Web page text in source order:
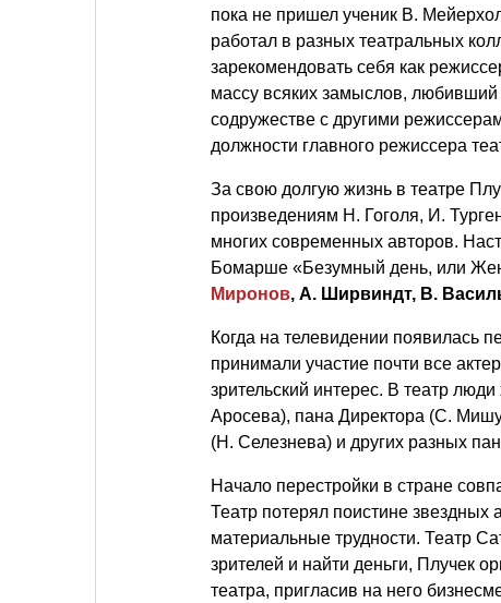
пока не пришел ученик В.
работал в разных театральных
зарекомендовать себя как
массу всяких замыслов, любивший
содружестве с другими
должности главного режиссера
За свою долгую жизнь в театре
произведениям Н. Гоголя, И.
многих современных авторов.
Бомарше «Безумный день, или
Миронов, А. Ширвиндт, В.
Когда на телевидении появилась
принимали участие почти все
зрительский интерес. В театр
Аросева), пана Директора (С.
(Н. Селезнева) и других разных
Начало перестройки в стране
Театр потерял поистине
материальные трудности. Театр
зрителей и найти деньги, Плучек
театра, пригласив на него